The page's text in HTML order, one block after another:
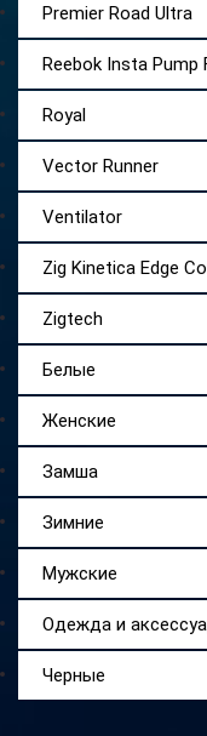
Premier Road Ultra
Reebok Insta Pump
Royal
Vector Runner
Ventilator
Zig Kinetica Edge
Zigtech
Белые
Женские
Замша
Зимние
Мужские
Одежда и
Черные